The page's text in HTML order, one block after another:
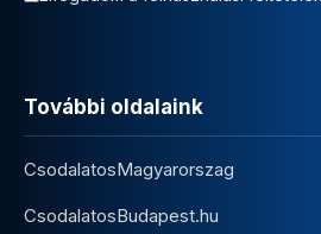
További oldalaink
CsodalatosMagyarorszag
CsodalatosBudapest.hu